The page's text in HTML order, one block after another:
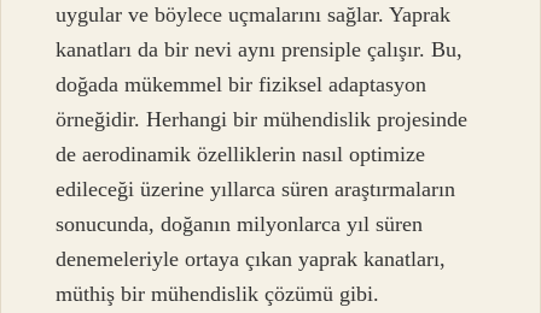
uygular ve böylece uçmalarını sağlar. Yaprak
kanatları da bir nevi aynı prensiple çalışır. Bu,
doğada mükemmel bir fiziksel adaptasyon
örneğidir. Herhangi bir mühendislik projesinde
de aerodinamik özelliklerin nasıl optimize
edileceği üzerine yıllarca süren araştırmaların
sonucunda, doğanın milyonlarca yıl süren
denemeleriyle ortaya çıkan yaprak kanatları,
müthiş bir mühendislik çözümü gibi.